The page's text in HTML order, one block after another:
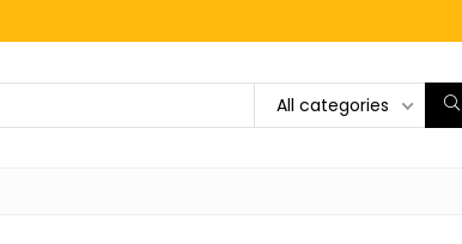
All categories